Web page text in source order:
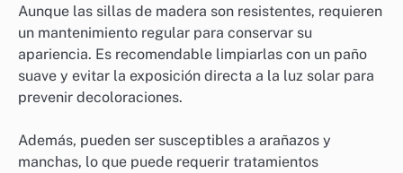
Aunque las sillas de madera son resistentes, requieren
un mantenimiento regular para conservar su
apariencia. Es recomendable limpiarlas con un paño
suave y evitar la exposición directa a la luz solar para
prevenir decoloraciones.
Además, pueden ser susceptibles a arañazos y
manchas, lo que puede requerir tratamientos